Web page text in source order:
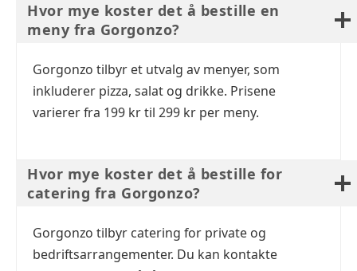
Hvor mye koster det å bestille en
meny fra Gorgonzo?
Gorgonzo tilbyr et utvalg av menyer, som
inkluderer pizza, salat og drikke. Prisene
varierer fra 199 kr til 299 kr per meny.
Hvor mye koster det å bestille for
catering fra Gorgonzo?
Gorgonzo tilbyr catering for private og
bedriftsarrangementer. Du kan kontakte